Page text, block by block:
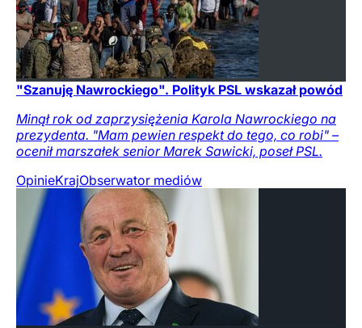
"Szanuję Nawrockiego". Polityk PSL wskazał powód
Minął rok od zaprzysiężenia Karola Nawrockiego na
prezydenta. "Mam pewien respekt do tego, co robi" –
ocenił marszałek senior Marek Sawicki, poseł PSL.
OpinieKrajObserwator mediów